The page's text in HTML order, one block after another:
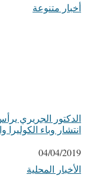
في ما يتعلق بما يأتي
أخبار متنوعة
الدكتور الجريري
انتشار وباء الكوليرا
التاريخ
04/04/2019
في ما يتعلق بما يأتي
الأخبار المحلية